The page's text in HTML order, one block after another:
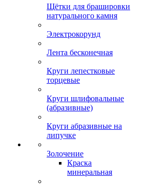
Щётки для брашировки
натурального камня
Электрокорунд
Лента бесконечная
Круги лепестковые
торцевые
Круги шлифовальные
(абразивные)
Круги абразивные на
липучке
Золочение
Краска
минеральная